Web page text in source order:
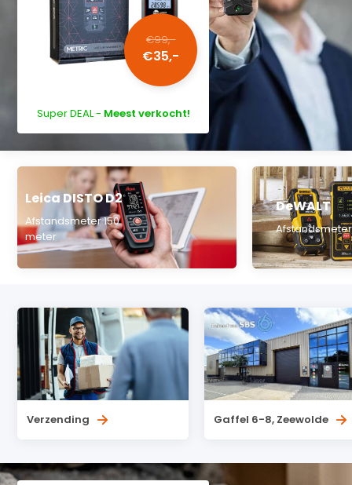
€99,-
€35,-
Super DEAL - Meest verkocht!
Leica DISTO D2
Afstandsmeter 150
meter
DeWALT
Verzending Gaffel 6-8, Zeewolde